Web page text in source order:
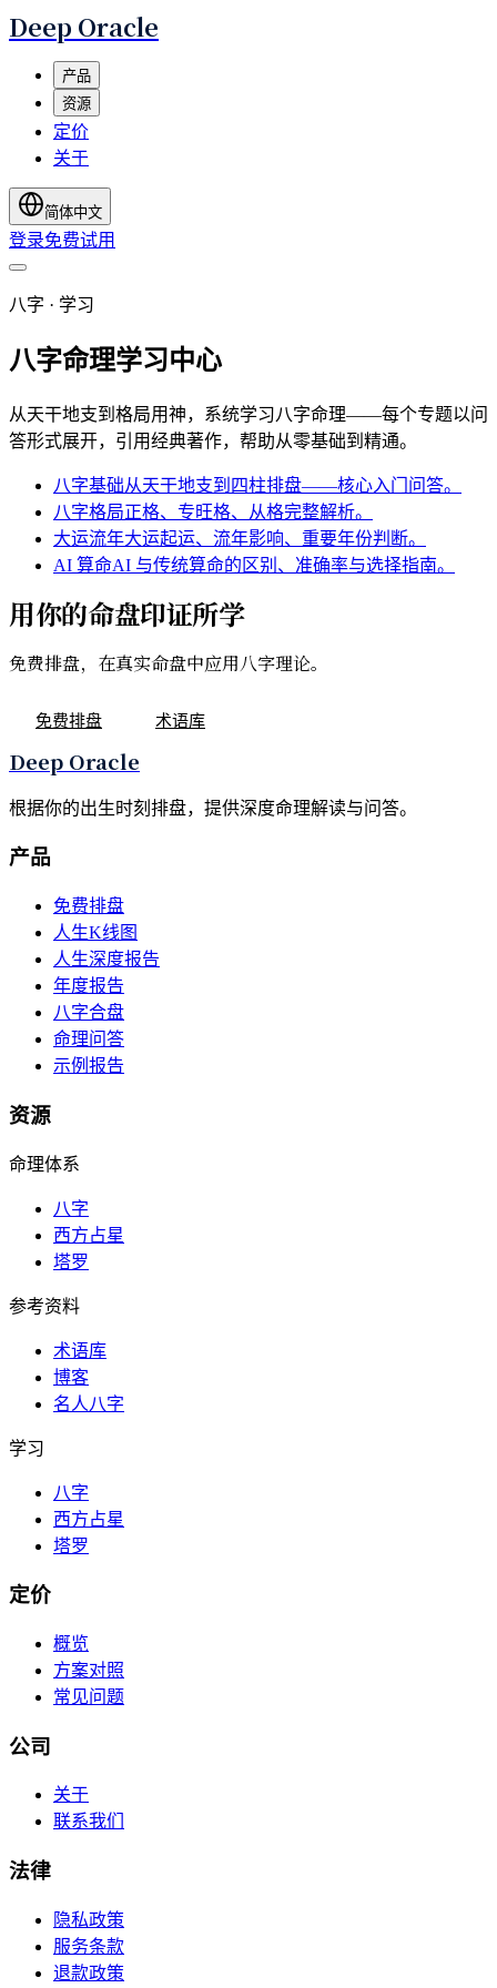
Deep Oracle
产品
资源
定价
关于
简体中文
登录免费试用
八字 · 学习
八字命理学习中心
从天干地支到格局用神，系统学习八字命理——每个专题以问
答形式展开，引用经典著作，帮助从零基础到精通。
八字基础从天干地支到四柱排盘——核心入门问答。
八字格局正格、专旺格、从格完整解析。
大运流年大运起运、流年影响、重要年份判断。
AI 算命AI 与传统算命的区别、准确率与选择指南。
用你的命盘印证所学
免费排盘，在真实命盘中应用八字理论。
免费排盘 术语库
Deep Oracle
根据你的出生时刻排盘，提供深度命理解读与问答。
产品
免费排盘
人生K线图
人生深度报告
年度报告
八字合盘
命理问答
示例报告
资源
命理体系
八字
西方占星
塔罗
参考资料
术语库
博客
名人八字
学习
八字
西方占星
塔罗
定价
概览
方案对照
常见问题
公司
关于
联系我们
法律
隐私政策
服务条款
退款政策